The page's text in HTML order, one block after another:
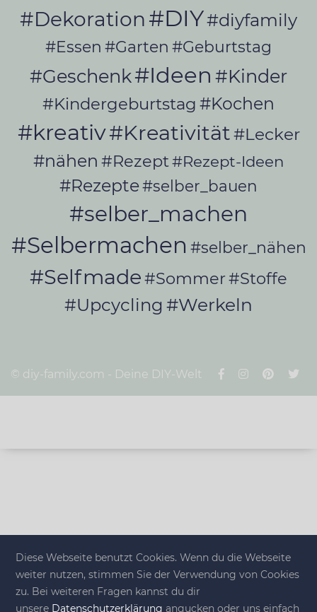
#Dekoration #DIY#diyfamily
#Essen #Garten #Geburtstag
#Geschenk#Ideen #Kinder
#Kindergeburtstag #Kochen
#kreativ#Kreativität#Lecker
#nähen #Rezept#Rezept-Ideen
#Rezepte#selber_bauen
#selber_machen
#Selbermachen #selber_nähen
#Selfmade#Sommer#Stoffe
#Upcycling #Werkeln
© diy-family.com - Deine DIY-Welt
Diese Webseite benutzt Cookies. Wenn du die Webseite
weiter nutzen, stimmen Sie der Verwendung von Cookies
zu. Bei weiteren Fragen kannst du dir
unsere Datenschutzerklärung angucken oder uns einfach